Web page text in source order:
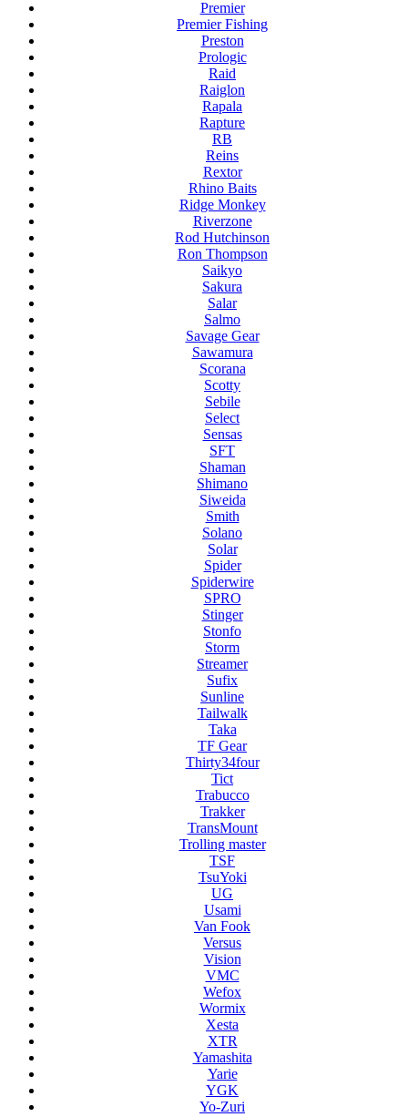
Premier
Premier Fishing
Preston
Prologic
Raid
Raiglon
Rapala
Rapture
RB
Reins
Rextor
Rhino Baits
Ridge Monkey
Riverzone
Rod Hutchinson
Ron Thompson
Saikyo
Sakura
Salar
Salmo
Savage Gear
Sawamura
Scorana
Scotty
Sebile
Select
Sensas
SFT
Shaman
Shimano
Siweida
Smith
Solano
Solar
Spider
Spiderwire
SPRO
Stinger
Stonfo
Storm
Streamer
Sufix
Sunline
Tailwalk
Taka
TF Gear
Thirty34four
Tict
Trabucco
Trakker
TransMount
Trolling master
TSF
TsuYoki
UG
Usami
Van Fook
Versus
Vision
VMC
Wefox
Wormix
Xesta
XTR
Yamashita
Yarie
YGK
Yo-Zuri